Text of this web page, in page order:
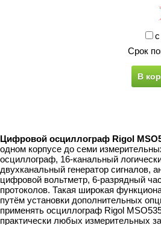
Срок
В
Цифровой осциллограф Rigol
одном корпусе до семи
осциллограф, 16-канальный
двухканальный генератор сигналов,
цифровой вольтметр, 6-разрядный
протоколов. Такая широкая
путём установки дополнительных
применять осциллограф Rigol
практически любых измерительных